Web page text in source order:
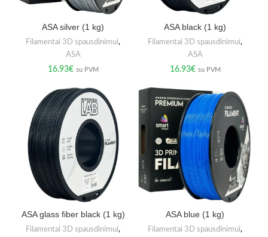
ASA silver (1 kg)
Filamentai 3D spausdinimui,
ASA
16.93€ su PVM
ASA black (1 kg)
Filamentai 3D spausdinimui,
ASA
16.93€ su PVM
ASA glass fiber black (1 kg)
Filamentai 3D spausdinimui,
ASA blue (1 kg)
Filamentai 3D spausdinimui,